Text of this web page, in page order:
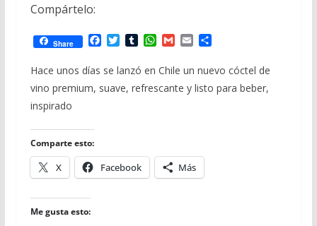
Compártelo:
Share
F
c
e
b
T
i
t
t
T
m
b
l
W
a
t
s
G
a
i
l
E
a
i
l
C
m
p
a
Hace unos días se lanzó en Chile un nuevo cóctel de
vino premium, suave, refrescante y listo para beber,
inspirado
Comparte esto:
X Facebook Más
Me gusta esto: